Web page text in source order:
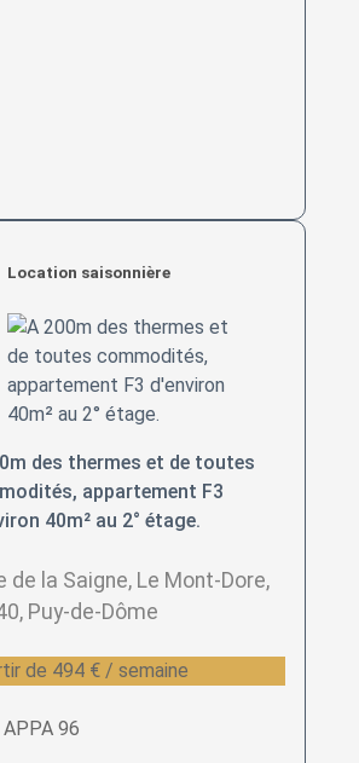
Location saisonnière
des thermes et de toutes
appartement F3
40m² au 2° étage.
de la Saigne, Le Mont-Dore,
Puy-de-Dôme
de 494 € / semaine
96